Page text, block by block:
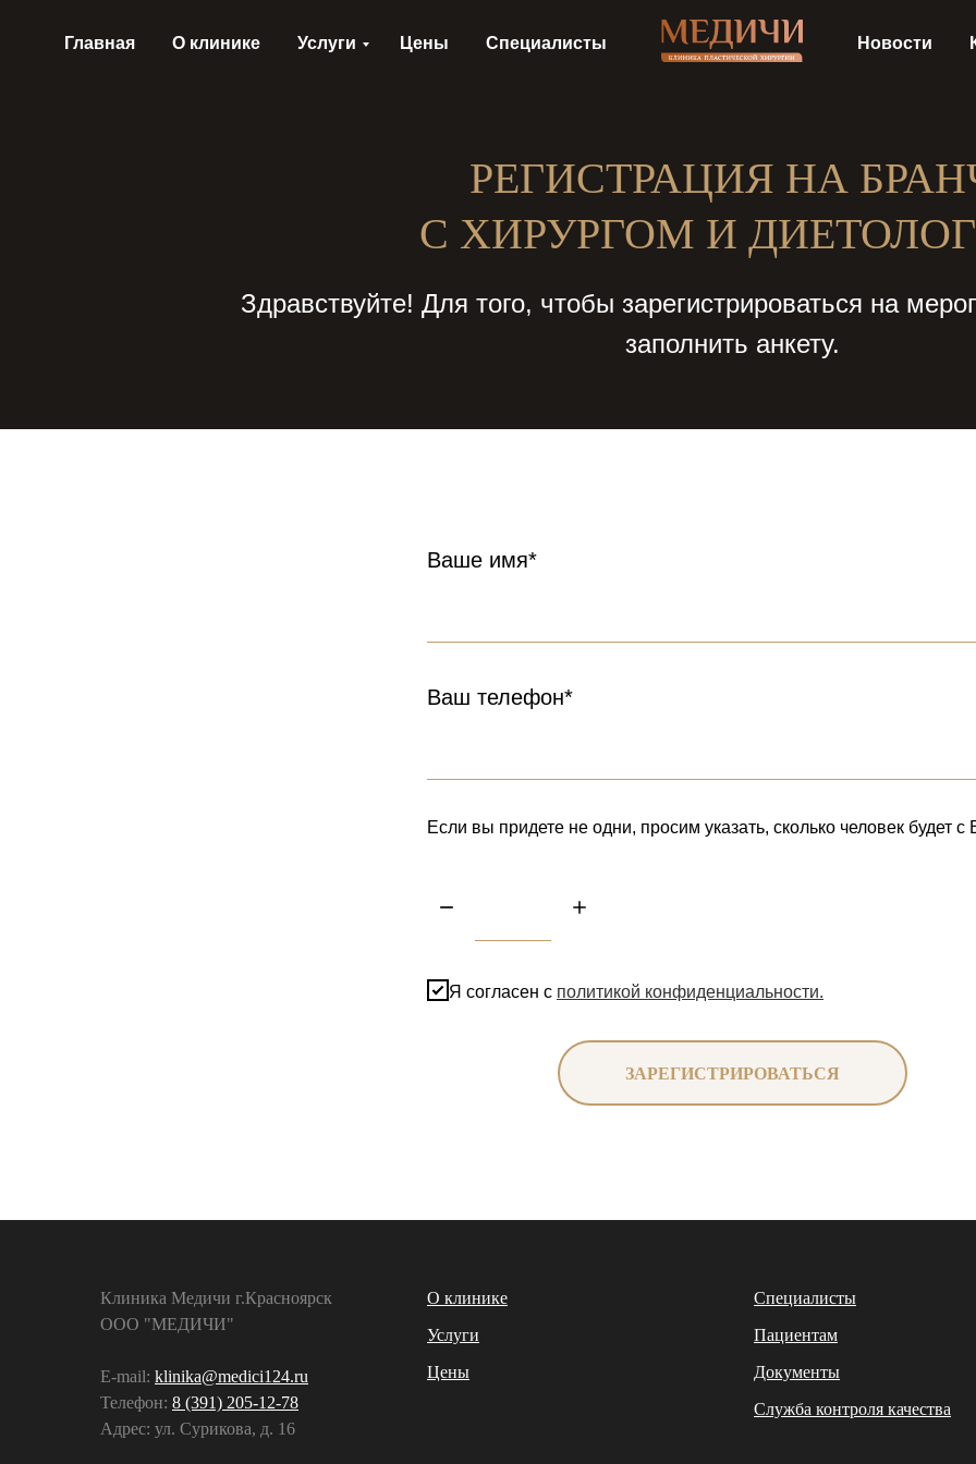
Главная О клинике Услуги Цены Специалисты Новости
РЕГИСТРАЦИЯ НА
С ХИРУРГОМ И
Здравствуйте! Для того, чтобы зарегистрироваться на
заполнить анкету.
Ваше имя*
Ваш телефон*
Если вы придете не одни, просим указать, сколько человек будет с
Я согласен с политикой конфиденциальности.
ЗАРЕГИСТРИРОВАТЬСЯ
Клиника Медичи г.Красноярск
ООО "МЕДИЧИ"
E-mail: klinika@medici124.ru
Телефон: 8 (391) 205-12-78
Адрес: ул. Сурикова, д. 16
О клинике
Услуги
Цены
Специалисты
Пациентам
Документы
Служба контроля качества